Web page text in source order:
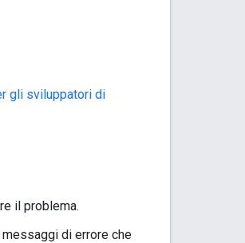
gli sviluppatori di
il problema.
di errore che